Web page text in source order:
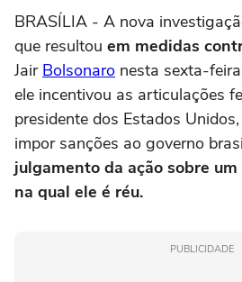
BRASÍLIA - A nova
que resultou em medidas
Jair Bolsonaro nesta sexta-
ele incentivou as articulações
presidente dos Estados Unidos,
impor sanções ao governo
julgamento da ação sobre
na qual ele é réu.
PUBLICIDADE